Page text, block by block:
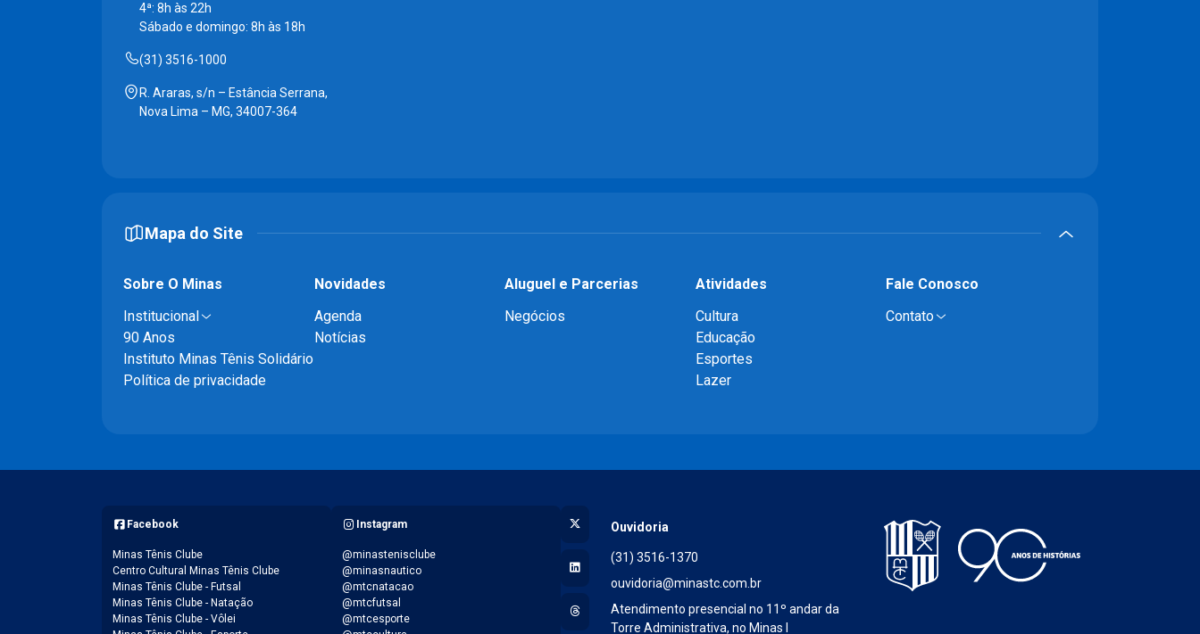
4ª: 8h às 22h
Sábado e domingo: 8h às 18h
(31) 3516-1000
R. Araras, s/n – Estância Serrana,
Nova Lima – MG, 34007-364
Mapa do Site
Sobre O Minas
Institucional
90 Anos
Instituto Minas Tênis Solidário
Política de privacidade
Novidades
Agenda
Notícias
Aluguel e Parcerias
Negócios
Atividades
Cultura
Educação
Esportes
Lazer
Fale Conosco
Contato
Facebook
Minas Tênis Clube
Centro Cultural Minas Tênis Clube
Minas Tênis Clube - Futsal
Minas Tênis Clube - Natação
Minas Tênis Clube - Vôlei
Instagram
@minastenisclube
@minasnautico
@mtcnatacao
@mtcfutsal
@mtcesporte
X (Twitter)
LinkedIn
Threads
Ouvidoria
(31) 3516-1370
ouvidoria@minastc.com.br
Atendimento presencial no 11º andar da
Torre Administrativa, no Minas I